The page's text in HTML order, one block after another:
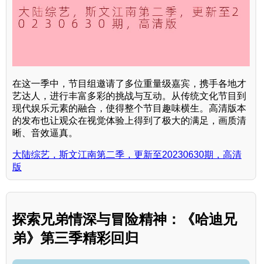
在这一季中，节目组邀请了多位重量级嘉宾，携手各地才
艺达人，进行丰富多彩的挑战与互动。从传统文化节目到
现代娱乐元素的融合，使得整个节目趣味横生。高清版本
的发布也让观众在视觉体验上得到了极大的满足，画质清
晰、音效逼真。
大陆综艺，斯文江南第二季，更新至20230630期，高清
版
探索兄弟情深与冒险精神：《哈迪兄
弟》第三季精彩回归